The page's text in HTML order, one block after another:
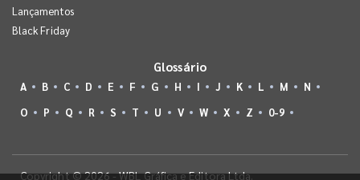
Lançamentos
Black Friday
Glossário
A B C D E F G H I J K L M
N
O
P Q R S T U V W X Z 0-9
Copyright © 2026 - WBL Gráfica e Editora Ltda.